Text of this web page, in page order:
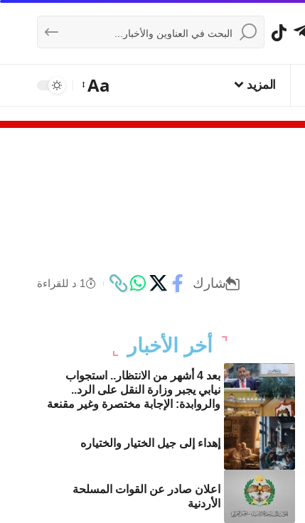
المزيد Aa
شارك 1 د للقراءة
أخر الأخبار
بعد 4 أشهر من الانتظار.. استجواب
نيابي يجبر وزارة النقل على الرد..
والروابدة: الإجابة مختصرة وغير مقنعة
إهداء إلى جيل الختيار والختياره
اعلان صادر عن القوات المسلحة
الأردنية